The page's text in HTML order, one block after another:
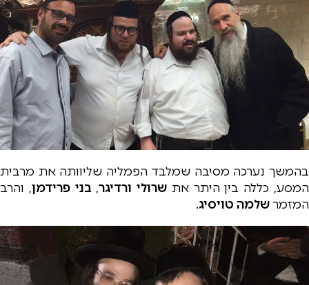
בהמשך נערכה מסיבה שמלבד הפמליה שליוותה את מרבית
המסע, כללה בין היתר את שרולי ורדיגר, בני פרידמן, והרב
המזמרשלמה טויסיג.